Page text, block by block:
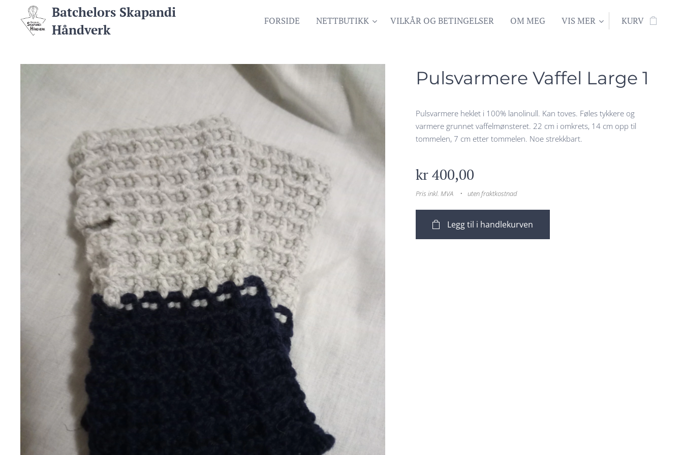
Batchelors Skapandi
Håndverk
FORSIDE NETTBUTIKK VILKÅR OG BETINGELSER OM MEG VIS MER KURV
Pulsvarmere Vaffel Large 1
Pulsvarmere heklet i 100% lanolinull. Kan toves. Føles tykkere og
varmere grunnet vaffelmønsteret. 22 cm i omkrets, 14 cm opp til
tommelen, 7 cm etter tommelen. Noe strekkbart.
kr400,00
Pris inkl. MVA uten fraktkostnad
Legg til i handlekurven